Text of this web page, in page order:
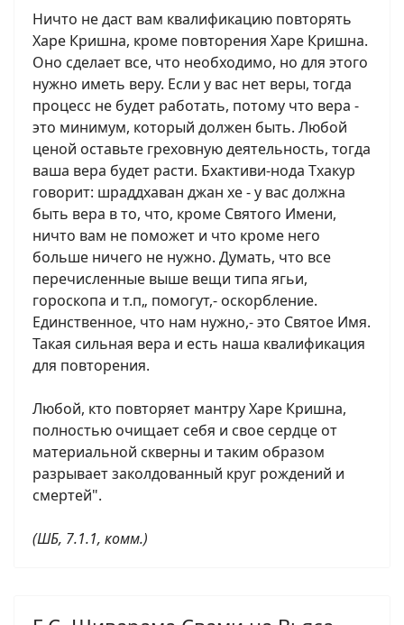
Ничто не даст вам квалификацию повторять
Харе Кришна, кроме повторения Харе Кришна.
Оно сделает все, что необходимо, но для этого
нужно иметь веру. Если у вас нет веры, тогда
процесс не будет работать, потому что вера -
это минимум, который должен быть. Любой
ценой оставьте греховную деятельность, тогда
ваша вера будет расти. Бхактиви-нода Тхакур
говорит: шраддхаван джан хе - у вас должна
быть вера в то, что, кроме Святого Имени,
ничто вам не поможет и что кроме него
больше ничего не нужно. Думать, что все
перечисленные выше вещи типа ягьи,
гороскопа и т.п„ помогут,- оскорбление.
Единственное, что нам нужно,- это Святое Имя.
Такая сильная вера и есть наша квалификация
для повторения.
Любой, кто повторяет мантру Харе Кришна,
полностью очищает себя и свое сердце от
материальной скверны и таким образом
разрывает заколдованный круг рождений и
смертей".
(ШБ, 7.1.1, комм.)